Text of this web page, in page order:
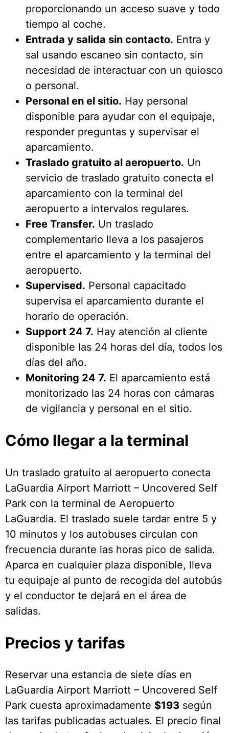
proporcionando un acceso suave y todo
tiempo al coche.
Entrada y salida sin contacto. Entra y
sal usando escaneo sin contacto, sin
necesidad de interactuar con un quiosco
o personal.
Personal en el sitio. Hay personal
disponible para ayudar con el equipaje,
responder preguntas y supervisar el
aparcamiento.
Traslado gratuito al aeropuerto. Un
servicio de traslado gratuito conecta el
aparcamiento con la terminal del
aeropuerto a intervalos regulares.
Free Transfer. Un traslado
complementario lleva a los pasajeros
entre el aparcamiento y la terminal del
aeropuerto.
Supervised. Personal capacitado
supervisa el aparcamiento durante el
horario de operación.
Support 24 7. Hay atención al cliente
disponible las 24 horas del día, todos los
días del año.
Monitoring 24 7. El aparcamiento está
monitorizado las 24 horas con cámaras
de vigilancia y personal en el sitio.
Cómo llegar a la terminal
Un traslado gratuito al aeropuerto conecta
LaGuardia Airport Marriott – Uncovered Self
Park con la terminal de Aeropuerto
LaGuardia. El traslado suele tardar entre 5 y
10 minutos y los autobuses circulan con
frecuencia durante las horas pico de salida.
Aparca en cualquier plaza disponible, lleva
tu equipaje al punto de recogida del autobús
y el conductor te dejará en el área de
salidas.
Precios y tarifas
Reservar una estancia de siete días en
LaGuardia Airport Marriott – Uncovered Self
Park cuesta aproximadamente $193 según
las tarifas publicadas actuales. El precio final